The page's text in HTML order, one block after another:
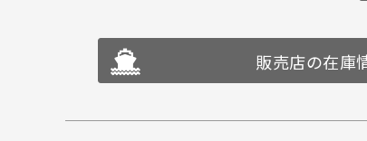
販売店の在庫